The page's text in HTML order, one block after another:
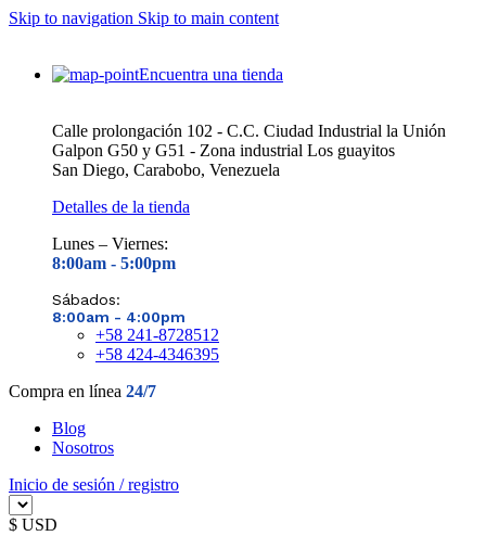
Skip to navigation Skip to main content
Encuentra una tienda
Calle prolongación 102 - C.C. Ciudad Industrial la Unión
Galpon G50 y G51 - Zona industrial Los guayitos
San Diego, Carabobo, Venezuela
Detalles de la tienda
Lunes – Viernes:
8:00am - 5:00pm
Sábados:
8:00am - 4:00pm
+58 241-8728512
+58 424-4346395
Compra en línea 24/7
Blog
Nosotros
Inicio de sesión / registro
$ USD